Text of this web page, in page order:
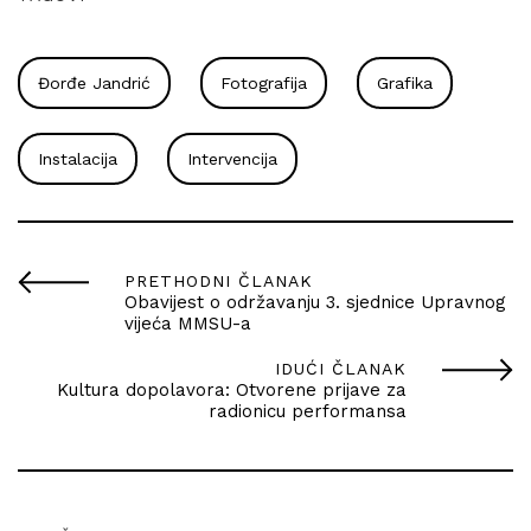
Đorđe Jandrić Fotografija Grafika
Instalacija Intervencija
PRETHODNI ČLANAK
Obavijest o održavanju 3. sjednice Upravnog
vijeća MMSU-a
IDUĆI ČLANAK
Kultura dopolavora: Otvorene prijave za
radionicu performansa